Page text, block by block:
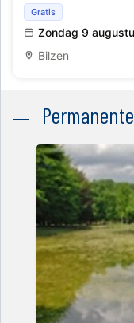
Nationale
Gratis
Zondag 9
Bilzen